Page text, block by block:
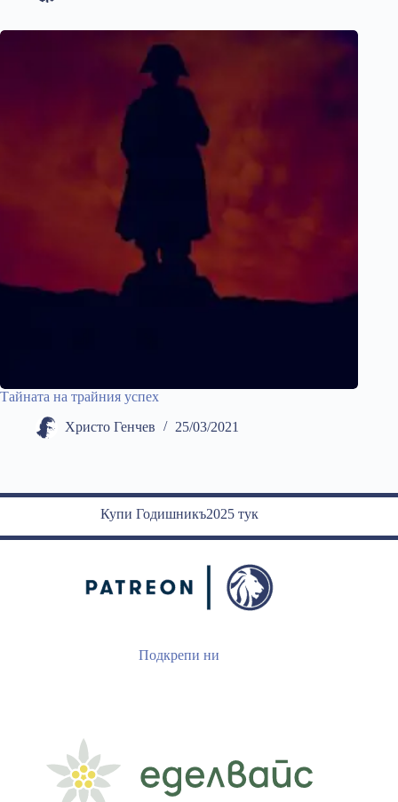
Тайната на трайния успех
Христо Генчев 25/03/2021
Купи Годишникъ2025 тук
Подкрепи ни